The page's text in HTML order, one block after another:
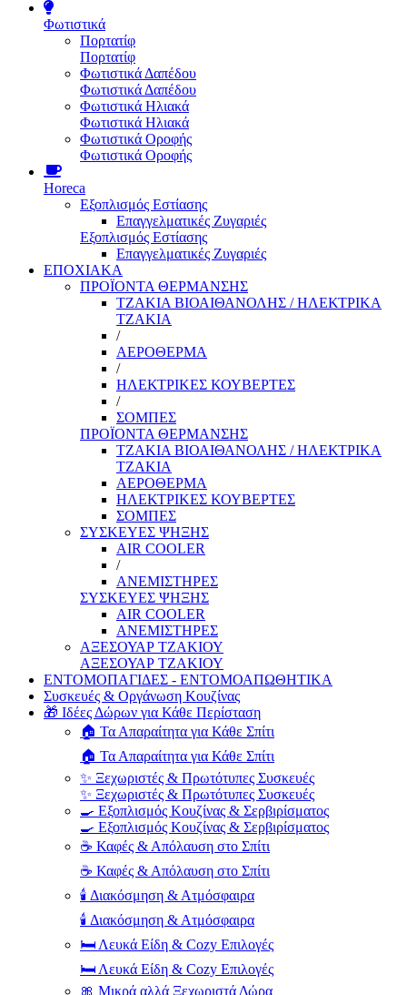
Φωτιστικά
Πορτατίφ
Πορτατίφ
Φωτιστικά Δαπέδου
Φωτιστικά Δαπέδου
Φωτιστικά Ηλιακά
Φωτιστικά Ηλιακά
Φωτιστικά Οροφής
Φωτιστικά Οροφής
Horeca
Εξοπλισμός Εστίασης
Επαγγελματικές Ζυγαριές
Εξοπλισμός Εστίασης
Επαγγελματικές Ζυγαριές
ΕΠΟΧΙΑΚΑ
ΠΡΟΪΟΝΤΑ ΘΕΡΜΑΝΣΗΣ
ΤΖΑΚΙΑ ΒΙΟΑΙΘΑΝΟΛΗΣ / ΗΛΕΚΤΡΙΚΑ
ΤΖΑΚΙΑ
/
ΑΕΡΟΘΕΡΜΑ
/
ΗΛΕΚΤΡΙΚΕΣ ΚΟΥΒΕΡΤΕΣ
/
ΣΟΜΠΕΣ
ΠΡΟΪΟΝΤΑ ΘΕΡΜΑΝΣΗΣ
ΤΖΑΚΙΑ ΒΙΟΑΙΘΑΝΟΛΗΣ / ΗΛΕΚΤΡΙΚΑ
ΤΖΑΚΙΑ
ΑΕΡΟΘΕΡΜΑ
ΗΛΕΚΤΡΙΚΕΣ ΚΟΥΒΕΡΤΕΣ
ΣΟΜΠΕΣ
ΣΥΣΚΕΥΕΣ ΨΗΞΗΣ
AIR COOLER
/
ΑΝΕΜΙΣΤΗΡΕΣ
ΣΥΣΚΕΥΕΣ ΨΗΞΗΣ
AIR COOLER
ΑΝΕΜΙΣΤΗΡΕΣ
ΑΞΕΣΟΥΑΡ ΤΖΑΚΙΟΥ
ΑΞΕΣΟΥΑΡ ΤΖΑΚΙΟΥ
ΕΝΤΟΜΟΠΑΓΙΔΕΣ - ΕΝΤΟΜΟΑΠΩΘΗΤΙΚΑ
Συσκευές & Οργάνωση Κουζίνας
🎁 Ιδέες Δώρων για Κάθε Περίσταση
🏠 Τα Απαραίτητα για Κάθε Σπίτι
🏠 Τα Απαραίτητα για Κάθε Σπίτι
✨ Ξεχωριστές & Πρωτότυπες Συσκευές
✨ Ξεχωριστές & Πρωτότυπες Συσκευές
🍳 Εξοπλισμός Κουζίνας & Σερβιρίσματος
🍳 Εξοπλισμός Κουζίνας & Σερβιρίσματος
☕ Καφές & Απόλαυση στο Σπίτι
☕ Καφές & Απόλαυση στο Σπίτι
🕯️ Διακόσμηση & Ατμόσφαιρα
🕯️ Διακόσμηση & Ατμόσφαιρα
🛏️ Λευκά Είδη & Cozy Επιλογές
🛏️ Λευκά Είδη & Cozy Επιλογές
🎀 Μικρά αλλά Ξεχωριστά Δώρα